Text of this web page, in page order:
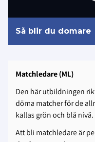
Så blir du domare
Matchledare (ML)
Den här utbildningen
döma matcher för de
kallas grön och blå nivå.
Att bli matchledare är